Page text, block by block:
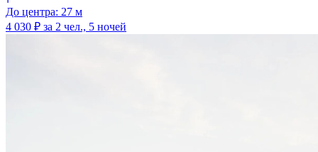
До центра: 27 м
4 030 ₽ за 2 чел., 5 ночей